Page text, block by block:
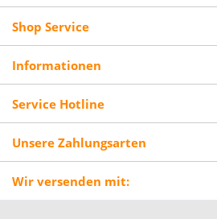
Shop Service
Informationen
Service Hotline
Unsere Zahlungsarten
Wir versenden mit: